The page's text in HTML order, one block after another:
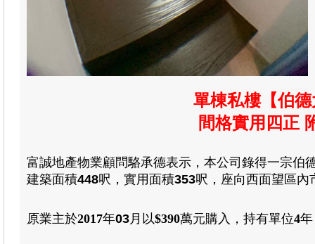
單棟私樓【伯
間格實用四正
富誠地產物業顧問駱承德表示，本公司錄得一宗伯
建築面積448呎 ， 實用 面積353呎 ， 座向西面望區內
原業主於2017年03月 以$390萬元購入 ， 持有單位4年